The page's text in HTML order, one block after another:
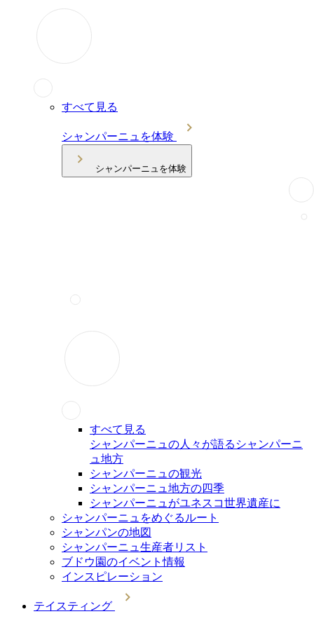
すべて見る
シャンパーニュを体験
シャンパーニュを体験
すべて見る
シャンパーニュの人々が語るシャンパーニ
ュ地方
シャンパーニュの観光
シャンパーニュ地方の四季
シャンパーニュがユネスコ世界遺産に
シャンパーニュをめぐるルート
シャンパンの地図
シャンパーニュ生産者リスト
ブドウ園のイベント情報
インスピレーション
テイスティング